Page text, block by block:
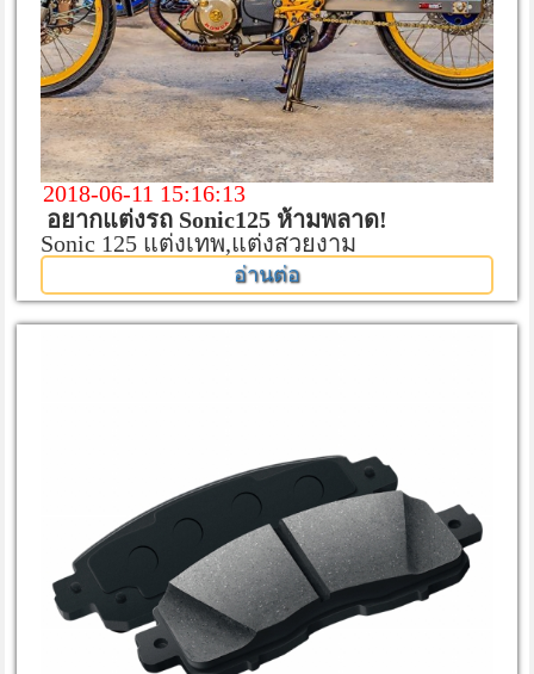
2018-06-11 15:16:13
อยากแต่งรถ Sonic125 ห้ามพลาด!
Sonic 125 แต่งเทพ,แต่งสวยงาม
อ่านต่อ